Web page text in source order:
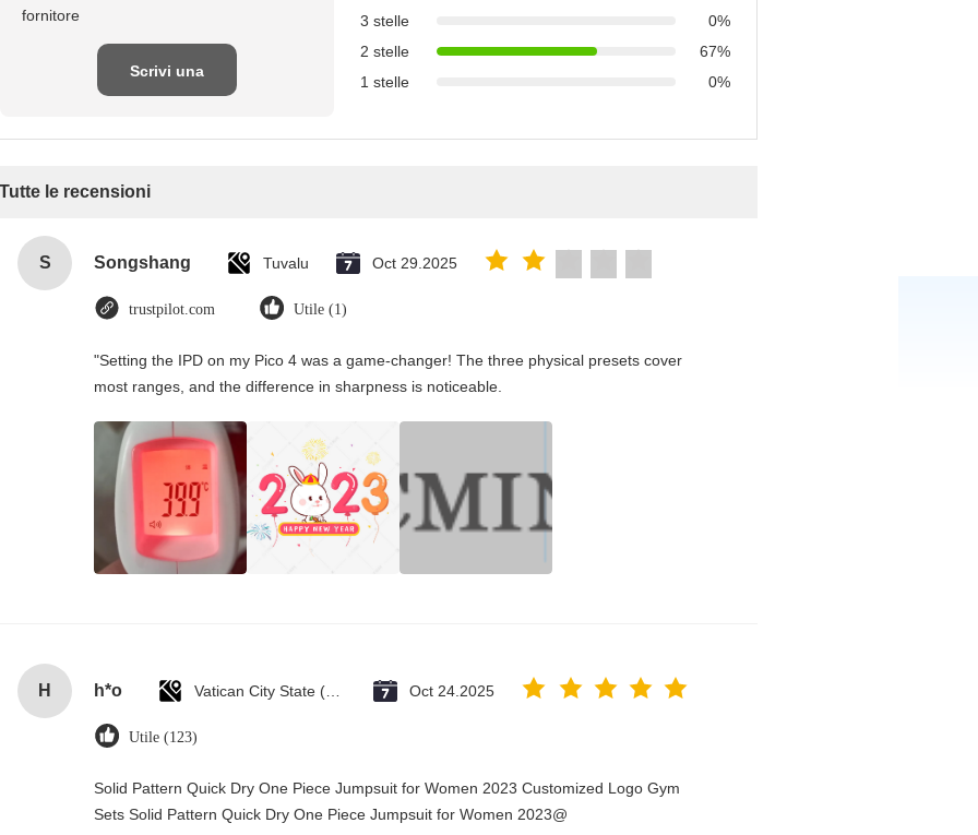
fornitore
Scrivi una
3 stelle
0%
2 stelle
67%
1 stelle
0%
Tutte le recensioni
S Songshang Tuvalu Oct 29.2025
trustpilot.com Utile (1)
"Setting the IPD on my Pico 4 was a game-changer! The three physical presets cover
most ranges, and the difference in sharpness is noticeable.
H h*o Oct 24.2025
Utile (123)
Solid Pattern Quick Dry One Piece Jumpsuit for Women 2023 Customized Logo Gym
Sets Solid Pattern Quick Dry One Piece Jumpsuit for Women 2023@